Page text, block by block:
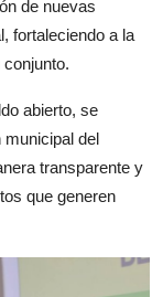
de nuevas
fortaleciendo a la
abierto, se
del
transparente y
que generen